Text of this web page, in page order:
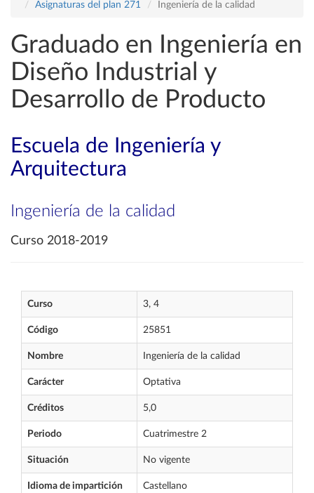
Asignaturas del plan 271
Ingeniería de la calidad
Graduado en Ingeniería en
Diseño Industrial y
Desarrollo de Producto
Escuela de Ingeniería y
Arquitectura
Ingeniería de la calidad
Curso 2018-2019
Curso 3, 4
Código 25851
Nombre Ingeniería de la calidad
Carácter Optativa
Créditos 5,0
Periodo Cuatrimestre 2
Situación No vigente
Idioma de impartición Castellano